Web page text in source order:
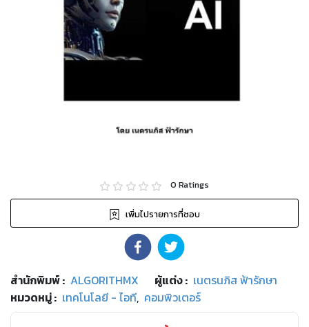
0 Ratings
เพิ่มไปรายการที่ชอบ
สำนักพิมพ์: ALGORITHMX ผู้แต่ง : เนตรนภิส ฟ้ารักษา
หมวดหมู่: เทคโนโลยี - ไอที, คอมพิวเตอร์